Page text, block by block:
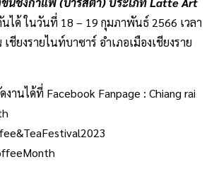
ได้ ในวันที่ 18 – 19 กุมภาพันธ์ 2566 เวลา
ชียงรายไนท์บาซาร์ อำเภอเมืองเชียงราย
งานได้ที่ Facebook Fanpage : Chiang rai